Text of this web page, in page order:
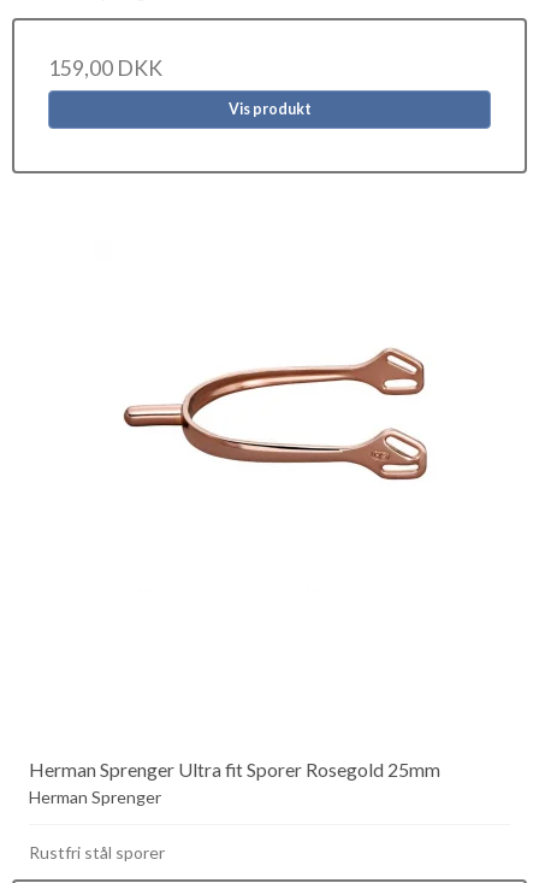
159,00 DKK
Vis produkt
Herman Sprenger Ultra fit Sporer Rosegold 25mm
Herman Sprenger
Rustfri stål sporer